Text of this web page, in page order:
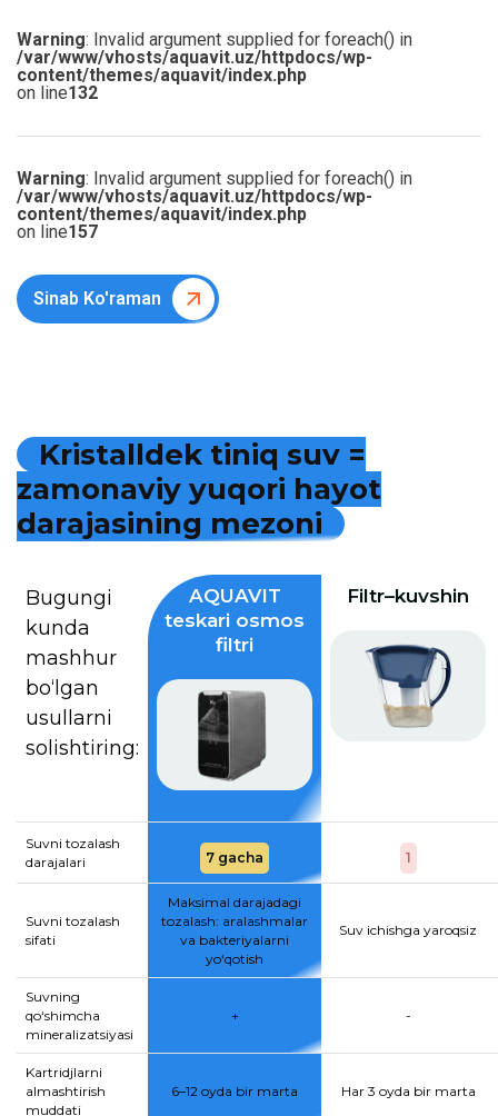
Warning: Invalid argument supplied for foreach() in
/var/www/vhosts/aquavit.uz/httpdocs/wp-
content/themes/aquavit/index.php
on line132
Warning: Invalid argument supplied for foreach() in
/var/www/vhosts/aquavit.uz/httpdocs/wp-
content/themes/aquavit/index.php
on line157
Sinab Ko'raman
Kristalldek tiniq suv =
zamonaviy yuqori hayot
darajasining mezoni
Bugungi
kunda
mashhur
bo‘lgan
usullarni
solishtiring:
AQUAVIT
teskari osmos
filtri
Filtr–kuvshin
Suvni tozalash
darajalari
7 gacha 1
Suvni tozalash
sifati
Maksimal darajadagi
tozalash: aralashmalar
va bakteriyalarni
yo‘qotish
Suv ichishga yaroqsiz
Suvning
qo‘shimcha
mineralizatsiyasi
+ -
Kartridjlarni
almashtirish
muddati
6–12 oyda bir marta Har 3 oyda bir marta